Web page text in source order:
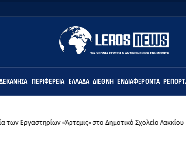
ΠΕΡΙΦΈΡΕΙΑ ΕΛΛΆΔΑ ΔΙΕΘΝΉ ΕΝΔΙΑΦΈΡΟΝΤΑ
«Άρτεμις» στο Δημοτικό Σχολείο Λακκίου Λέρος: